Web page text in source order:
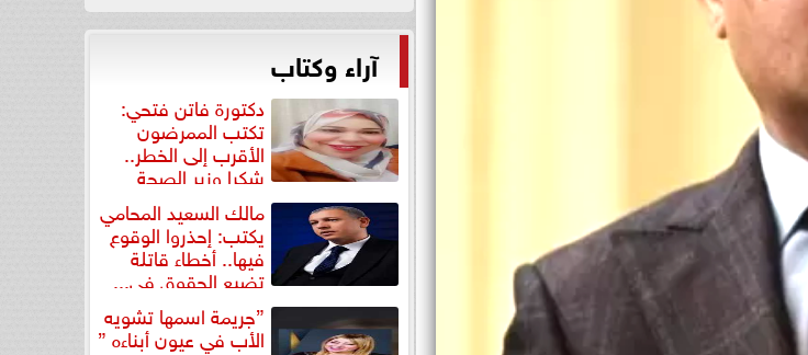
آراء وكتاب
دكتورة فاتن فتحي:
تكتب الممرضون
الأقرب إلى الخطر..
شكرا وزير الصحة
لتكريم... مالك السعيد المحامي
يكتب: إحذروا الوقوع
فيها.. أخطاء قاتلة
تضيع الحقوق في...
”جريمة اسمها تشويه
الأب في عيون أبناءه ”